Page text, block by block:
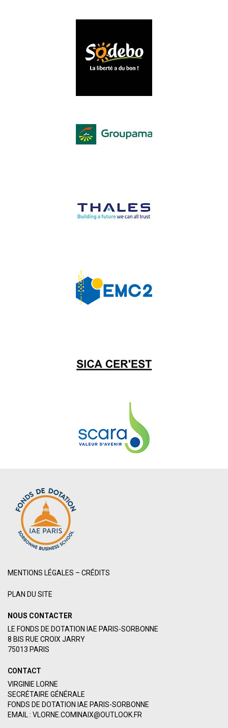
MENTIONS LÉGALES – CRÉDITS
PLAN DU SITE
NOUS CONTACTER
LE FONDS DE DOTATION IAE PARIS-SORBONNE
8 BIS RUE CROIX JARRY
75013 PARIS
CONTACT
VIRGINIE LORNE
SECRÉTAIRE GÉNÉRALE
FONDS DE DOTATION IAE PARIS-SORBONNE
EMAIL : VLORNE.COMINAIX@OUTLOOK.FR